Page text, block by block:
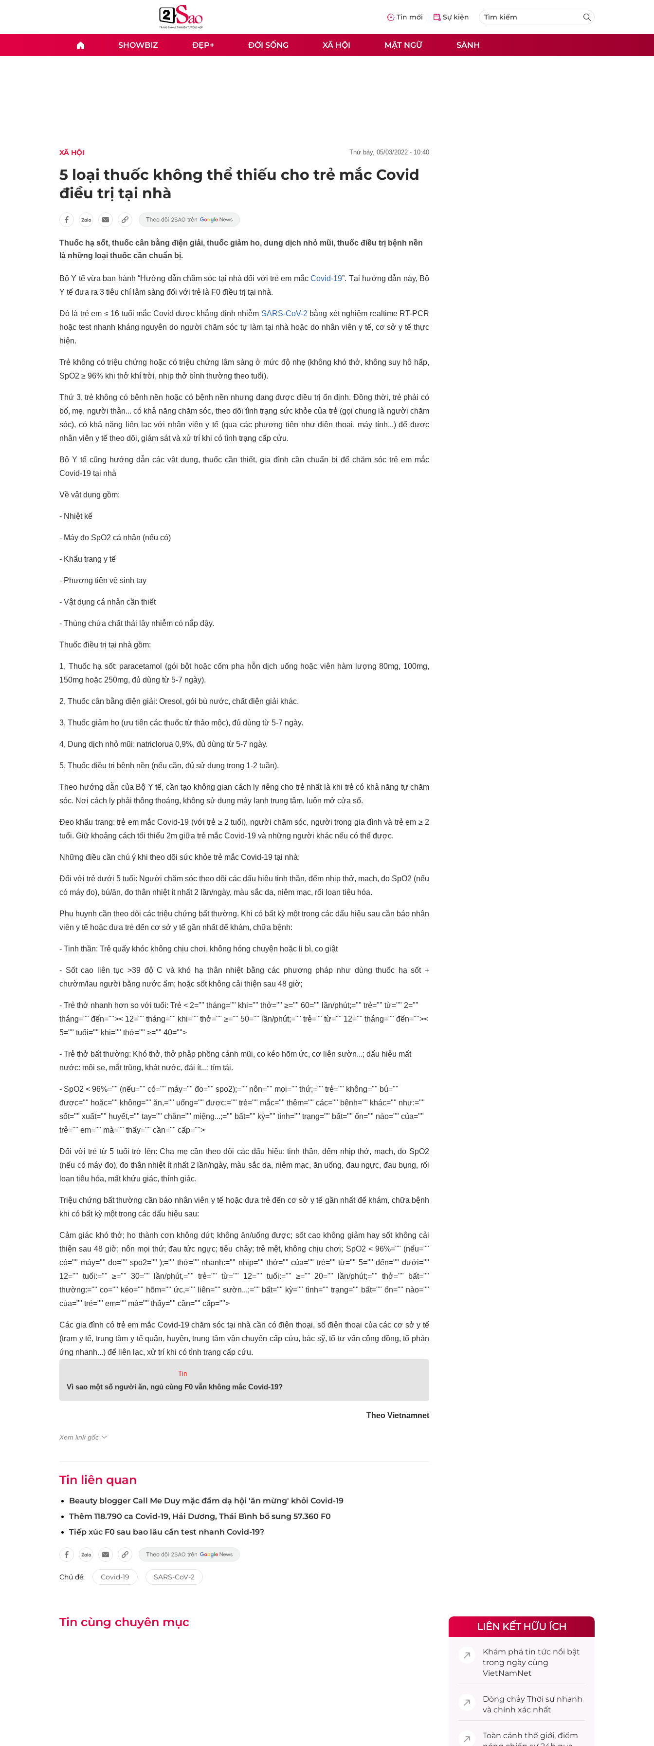
Tin mới Sự kiện
SHOWBIZ ĐẸP+ ĐỜI SỐNG XÃ HỘI MẬT NGỮ SÀNH
XÃ HỘI thứ bảy, 05/03/2022 - 10:40
5 loại thuốc không thể thiếu cho trẻ mắc Covid
điều trị tại nhà
Thuốc hạ sốt, thuốc cân bằng điện giải, thuốc giảm ho, dung dịch nhỏ mũi, thuốc điều trị bệnh nền
là những loại thuốc cần chuẩn bị.
Bộ Y tế vừa ban hành “Hướng dẫn chăm sóc tại nhà đối với trẻ em mắcCovid-19”. Tại hướng dẫn này, Bộ
Y tế đưa ra 3 tiêu chí lâm sàng đối với trẻ là F0 điều trị tại nhà.
Đó là trẻ em ≤ 16 tuổi mắc Covid được khẳng định nhiễm SARS-CoV-2 bằng xét nghiệm realtime RT-PCR
hoặc test nhanh kháng nguyên do người chăm sóc tự làm tại nhà hoặc do nhân viên y tế, cơ sở y tế thực
hiện.
Trẻ không có triệu chứng hoặc có triệu chứng lâm sàng ở mức độ nhẹ (không khó thở, không suy hô hấp,
SpO2 ≥ 96% khi thở khí trời, nhịp thở bình thường theo tuổi).
Thứ 3, trẻ không có bệnh nền hoặc có bệnh nền nhưng đang được điều trị ổn định. Đồng thời, trẻ phải có
bố, mẹ, người thân... có khả năng chăm sóc, theo dõi tình trạng sức khỏe của trẻ (gọi chung là người chăm
sóc), có khả năng liên lạc với nhân viên y tế (qua các phương tiện như điện thoại, máy tính...) để được
nhân viên y tế theo dõi, giám sát và xử trí khi có tình trạng cấp cứu.
Bộ Y tế cũng hướng dẫn các vật dụng, thuốc cần thiết, gia đình cần chuẩn bị để chăm sóc trẻ em mắc
Covid-19 tại nhà
Về vật dụng gồm:
- Nhiệt kế
- Máy đo SpO2 cá nhân (nếu có)
- Khẩu trang y tế
- Phương tiện vệ sinh tay
- Vật dụng cá nhân cần thiết
- Thùng chứa chất thải lây nhiễm có nắp đậy.
Thuốc điều trị tại nhà gồm:
1, Thuốc hạ sốt: paracetamol (gói bột hoặc cốm pha hỗn dịch uống hoặc viên hàm lượng 80mg, 100mg,
150mg hoặc 250mg, đủ dùng từ 5-7 ngày).
2, Thuốc cân bằng điện giải: Oresol, gói bù nước, chất điện giải khác.
3, Thuốc giảm ho (ưu tiên các thuốc từ thảo mộc), đủ dùng từ 5-7 ngày.
4, Dung dịch nhỏ mũi: natriclorua 0,9%, đủ dùng từ 5-7 ngày.
5, Thuốc điều trị bệnh nền (nếu cần, đủ sử dụng trong 1-2 tuần).
Theo hướng dẫn của Bộ Y tế, cần tạo không gian cách ly riêng cho trẻ nhất là khi trẻ có khả năng tự chăm
sóc. Nơi cách ly phải thông thoáng, không sử dụng máy lạnh trung tâm, luôn mở cửa sổ.
Đeo khẩu trang: trẻ em mắc Covid-19 (với trẻ ≥ 2 tuổi), người chăm sóc, người trong gia đình và trẻ em ≥ 2
tuổi. Giữ khoảng cách tối thiểu 2m giữa trẻ mắc Covid-19 và những người khác nếu có thể được.
Những điều cần chú ý khi theo dõi sức khỏe trẻ mắc Covid-19 tại nhà:
Đối với trẻ dưới 5 tuổi: Người chăm sóc theo dõi các dấu hiệu tinh thần, đếm nhịp thở, mạch, đo SpO2 (nếu
có máy đo), bú/ăn, đo thân nhiệt ít nhất 2 lần/ngày, màu sắc da, niêm mạc, rối loạn tiêu hóa.
Phụ huynh cần theo dõi các triệu chứng bất thường. Khi có bất kỳ một trong các dấu hiệu sau cần báo nhân
viên y tế hoặc đưa trẻ đến cơ sở y tế gần nhất để khám, chữa bệnh:
- Tinh thần: Trẻ quấy khóc không chịu chơi, không hóng chuyện hoặc li bì, co giật
- Sốt cao liên tục >39 độ C và khó hạ thân nhiệt bằng các phương pháp như dùng thuốc hạ sốt +
chườm/lau người bằng nước ấm; hoặc sốt không cải thiện sau 48 giờ;
- Trẻ thở nhanh hơn so với tuổi: Trẻ < 2="" tháng="" khi="" thở="" ≥="" 60="" lần/phút;="" trẻ="" từ="" 2=""
tháng="" đến="">< 12="" tháng="" khi="" thở="" ≥="" 50="" lần/phút;="" trẻ="" từ="" 12="" tháng="" đến=""><
5="" tuổi="" khi="" thở="" ≥="" 40="">
- Trẻ thở bất thường: Khó thở, thở phập phồng cánh mũi, co kéo hõm ức, cơ liên sườn...; dấu hiệu mất
nước: môi se, mắt trũng, khát nước, đái ít...; tím tái.
- SpO2 < 96%="" (nếu="" có="" máy="" đo="" spo2);="" nôn="" mọi="" thứ;="" trẻ="" không="" bú=""
được="" hoặc="" không="" ăn,="" uống="" được;="" trẻ="" mắc="" thêm="" các="" bệnh="" khác="" như:=""
sốt="" xuất="" huyết,="" tay="" chân="" miệng...;="" bất="" kỳ="" tình="" trạng="" bất="" ổn="" nào="" của=""
trẻ="" em="" mà="" thấy="" cần="" cấp="">
Đối với trẻ từ 5 tuổi trở lên: Cha mẹ cần theo dõi các dấu hiệu: tinh thần, đếm nhịp thở, mạch, đo SpO2
(nếu có máy đo), đo thân nhiệt ít nhất 2 lần/ngày, màu sắc da, niêm mạc, ăn uống, đau ngực, đau bụng, rối
loạn tiêu hóa, mất khứu giác, thính giác.
Triệu chứng bất thường cần báo nhân viên y tế hoặc đưa trẻ đến cơ sở y tế gần nhất để khám, chữa bệnh
khi có bất kỳ một trong các dấu hiệu sau:
Cảm giác khó thở; ho thành cơn không dứt; không ăn/uống được; sốt cao không giảm hay sốt không cải
thiện sau 48 giờ; nôn mọi thứ; đau tức ngực; tiêu chảy; trẻ mệt, không chịu chơi; SpO2 < 96%="" (nếu=""
có="" máy="" đo="" spo2="" );="" thở="" nhanh:="" nhịp="" thở="" của="" trẻ="" từ="" 5="" đến="" dưới=""
12="" tuổi:="" ≥="" 30="" lần/phút,="" trẻ="" từ="" 12="" tuổi:="" ≥="" 20="" lần/phút;="" thở="" bất=""
thường:="" co="" kéo="" hõm="" ức,="" liên="" sườn...;="" bất="" kỳ="" tình="" trạng="" bất="" ổn="" nào=""
của="" trẻ="" em="" mà="" thấy="" cần="" cấp="">
Các gia đình có trẻ em mắc Covid-19 chăm sóc tại nhà cần có điện thoại, số điện thoại của các cơ sở y tế
(trạm y tế, trung tâm y tế quận, huyện, trung tâm vận chuyển cấp cứu, bác sỹ, tổ tư vấn cộng đồng, tổ phản
ứng nhanh...) để liên lạc, xử trí khi có tình trạng cấp cứu.
Tin
Vì sao một số người ăn, ngủ cùng F0 vẫn không mắc Covid-19?
Theo Vietnamnet
Xem link gốc
Tin liên quan
Beauty blogger Call Me Duy mặc đầm dạ hội 'ăn mừng' khỏi Covid-19
Thêm 118.790 ca Covid-19, Hải Dương, Thái Bình bổ sung 57.360 F0
Tiếp xúc F0 sau bao lâu cần test nhanh Covid-19?
Chủ đề: Covid-19 SARS-CoV-2
Tin cùng chuyên mục LIÊN KẾT HỮU ÍCH
Khám phá tin tức nổi bật
trong ngày cùng
VietNamNet
Dòng chảy Thời sự nhanh
và chính xác nhất
Toàn cảnh thế giới, điểm